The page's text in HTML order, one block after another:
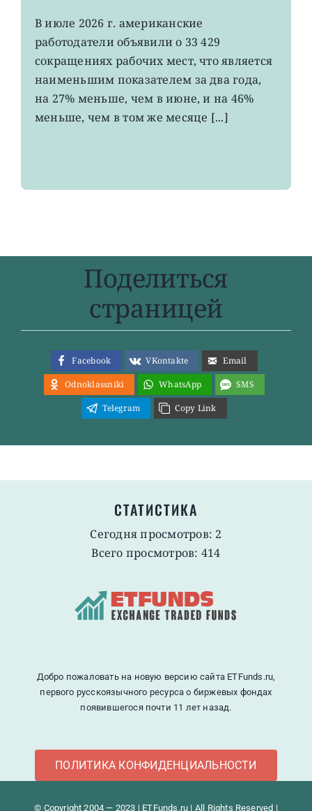
число
мест
за
два
года
В июле 2026 г. американские
работодатели объявили о 33 429
сокращениях рабочих мест, что является
наименьшим показателем за два года,
на 27% меньше, чем в июне, и на 46%
меньше, чем в том же месяце [...]
Поделиться
страницей
Facebook VKontakte
Email
Odnoklassniki
WhatsApp
SMS
Telegram
Copy Link
СТАТИСТИКА
Сегодня просмотров: 2
Всего просмотров: 414
Добро пожаловать на новую версию сайта ETFunds.ru,
первого русскоязычного ресурса о биржевых фондах
появившегося почти 11 лет назад.
ПОЛИТИКА КОНФИДЕНЦИАЛЬНОСТИ
© Copyright 2004 — 2023 | ETFunds.ru | All Rights Reserved |